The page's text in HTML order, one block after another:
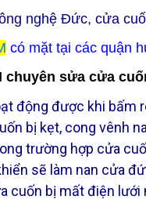
nghệ Đức, cửa
có mặt tại các quận
chuyên sửa cửa
động được khi bấm
bị kẹt, cong vênh
trường hợp cửa
sẽ làm nan cửa
cuốn bị mất điện